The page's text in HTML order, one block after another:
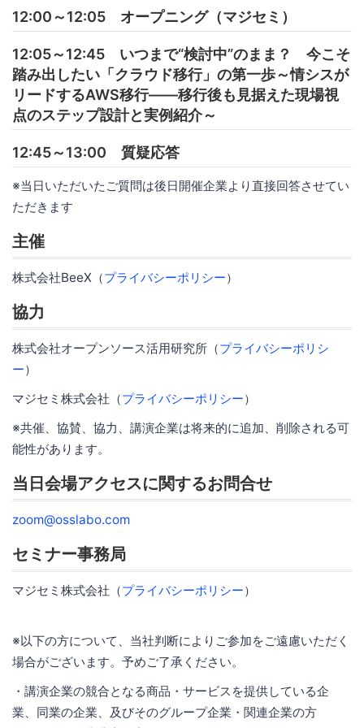
12:00～12:05 オープニング（マジセミ）
12:05～12:45 いつまで“検討中”のまま？ 今こそ
踏み出したい「クラウド移行」の第一歩～情シスが
リードするAWS移行――移行後も見据えた現場視
点のステップ設計と実例紹介～
12:45～13:00 質疑応答
※当日いただいたご質問は後日開催企業より直接回答させてい
ただきます
主催
株式会社BeeX（プライバシーポリシー）
協力
株式会社オープンソース活用研究所（プライバシーポリシ
ー）
マジセミ株式会社（プライバシーポリシー）
※共催、協賛、協力、講演企業は将来的に追加、削除される可
能性があります。
当日会場アクセスに関するお問合せ
zoom@osslabo.com
セミナー事務局
マジセミ株式会社（プライバシーポリシー）
※以下の方について、当社判断によりご参加をご遠慮いただく
場合がございます。予めご了承ください。
・講演企業の競合となる商品・サービスを提供している企
業、同業の企業、及びそのグループ企業・関連企業の方